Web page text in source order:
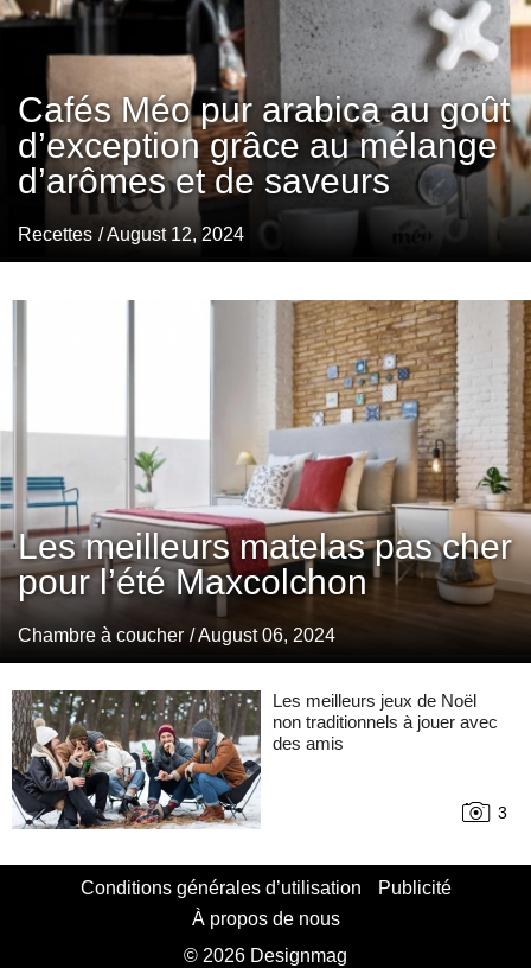
Cafés Méo pur arabica au goût
d’exception grâce au mélange
d’arômes et de saveurs
Recettes / August 12, 2024
Les meilleurs matelas pas cher
pour l’été Maxcolchon
Chambre à coucher / August 06, 2024
Les meilleurs jeux de Noël
non traditionnels à jouer avec
des amis
3
Conditions générales d’utilisation
Publicité
À propos de nous
© 2026 Designmag